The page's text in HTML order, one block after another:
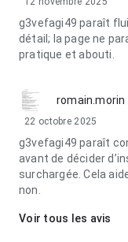
g3vefagi49 paraît
détail; la page ne
pratique et abouti.
romain.morin
22 octobre 2025
g3vefagi49 paraît
avant de décider
surchargée. Cela
non.
Voir tous les avis